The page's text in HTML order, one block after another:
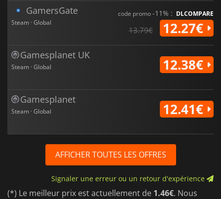
GamersGate
Steam · Global
code promo-11% : DLCOMPARE
13.79€ 12.27€
Gamesplanet UK
Steam · Global 12.38€
Gamesplanet
Steam · Global 12.41€
AFFICHER TOUTES LES OFFRES
Signaler une erreur ou un retour d'expérience
(*) Le meilleur prix est actuellement de 1.46€. Nous